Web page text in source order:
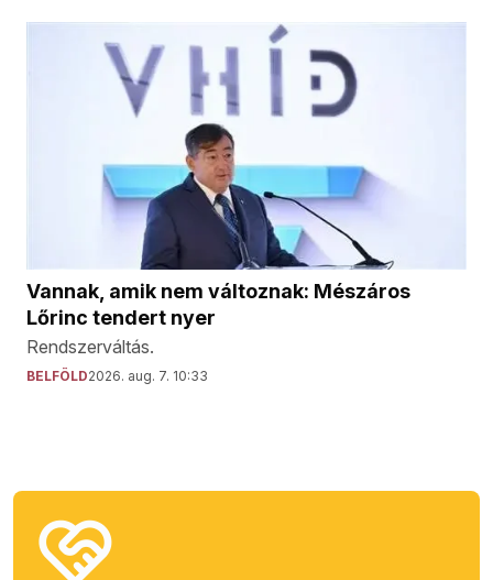
Vannak, amik nem változnak: Mészáros
Lőrinc tendert nyer
Rendszerváltás.
BELFÖLD2026. aug. 7. 10:33